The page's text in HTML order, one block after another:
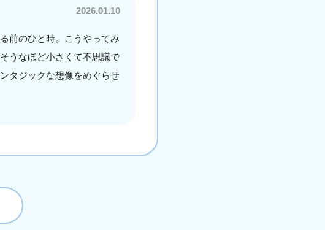
2026.01.10
前のひと時。こうやってみ
うなほど小さくて不思議で
タジックな想像をめぐらせ